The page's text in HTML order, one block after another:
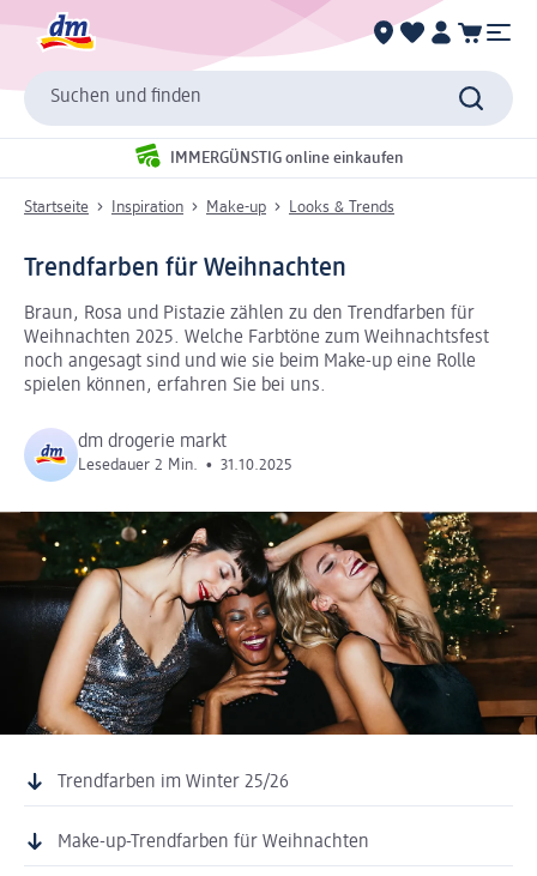
Suchen und finden
IMMERGÜNSTIG online einkaufen
Startseite Inspiration Make-up Looks & Trends
Trendfarben für Weihnachten
Braun, Rosa und Pistazie zählen zu den Trendfarben für
Weihnachten 2025. Welche Farbtöne zum Weihnachtsfest
noch angesagt sind und wie sie beim Make-up eine Rolle
spielen können, erfahren Sie bei uns.
dm drogerie markt
Lesedauer 2 Min. • 31.10.2025
Trendfarben im Winter 25/26
Make-up-Trendfarben für Weihnachten